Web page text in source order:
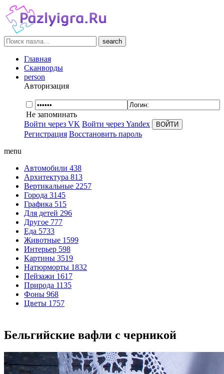
search
Главная
Сканворды
person
Авторизация
Не запоминать
Войти через VK Войти через Yandex
Регистрация Восстановить пароль
menu
Автомобили 438
Архитектура 813
Вертикальные 2257
Города 3145
Графика 515
Для детей 296
Другое 777
Еда 5733
Животные 1599
Интерьер 598
Картины 3519
Натюрморты 1832
Пейзажи 1617
Природа 1135
Фоны 968
Цветы 1757
Бельгийские вафли с черникой